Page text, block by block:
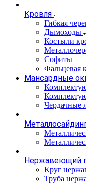
Кровля
Гибкая
Дымоходы
Костыли
Софиты
Фальцевая
Мансардные
Чердачные
Нержавеющий
Круг
Труба